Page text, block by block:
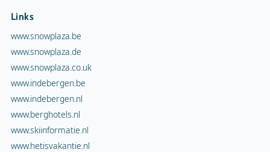
Links
www.snowplaza.be
www.snowplaza.de
www.snowplaza.co.uk
www.indebergen.be
www.indebergen.nl
www.berghotels.nl
www.skiinformatie.nl
www.hetisvakantie.nl